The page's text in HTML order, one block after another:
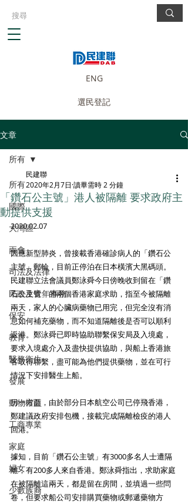
ENG
選民登記
文章
所有
國際
大灣區
兩會
司法及法律
民政及青年事務
保安
教育
醫務衛生
發展
動物權益
工商專業
家庭
婦女
少數族裔
所有
「鑽石公主號」港人被隔離 要求政府主
動提供支援
民建聯
2020年2月7日 讀畢需時 2 分鐘
2020.02.07
因應新型肺炎，曾接載香港確診病人的「鑽石公
主號」郵輪，目前正停泊在日本橫濱大黑碼頭。
民建聯立法會議員鄭泳舜今日傍晚收到留在「鑽
石公主號」的兩個香港家庭求助，指至今被隔離
兩天，家人的心臟病藥物已用完，但完全沒有消
息如何補充藥物，而不知道隔離後是否可以順利
返港。鄭泳舜已即時協助聯繫保安局及入境處，
要求入境處介入及盡快提供協助，與船上香港旅
客取得聯繫，盡可能為他們提供藥物，並在可行
情況下安排醫生上船。
另一方面，由於部分日本航空公司已停飛香港，
鄭建議政府安排包機，接載完成隔離檢疫的港人
回港。
據知，目前「鑽石公主號」有3000多名人士遭隔
離，有200多人來自香港。鄭泳舜指出，求助家庭
在被隔離這兩天，都是留在房間，並填過一些問
卷，但要求船公司安排購買藥物或郵遞藥物方